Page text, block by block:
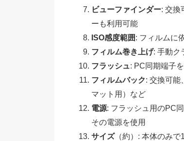
ビューファインダー: 交換
ーも利用可能
ISO感度範囲: フィルムに
フィルム巻き上げ: 手動ク
フラッシュ: PC同期端子
フィルムバック: 交換可能
マット用）など
電源: フラッシュ用のPC
その電源を使用
サイズ（約）: 本体のみで